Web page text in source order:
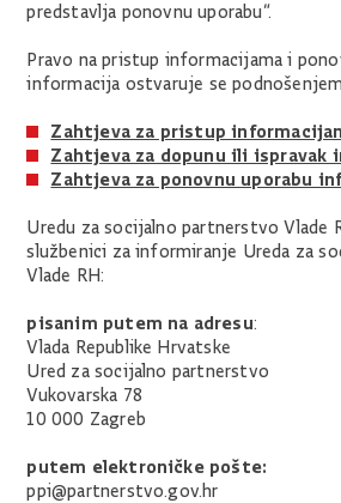
predstavlja ponovnu uporabu“.
Pravo na pristup informacijama i
informacija ostvaruje se
Zahtjeva za pristup
Zahtjeva za dopunu ili ispravak
Zahtjeva za ponovnu uporabu
Uredu za socijalno partnerstvo Vlade
službenici za informiranje Ureda za
Vlade RH:
pisanim putem na adresu:
Vlada Republike Hrvatske
Ured za socijalno partnerstvo
Vukovarska 78
10 000 Zagreb
putem elektroničke pošte:
ppi@partnerstvo.gov.hr